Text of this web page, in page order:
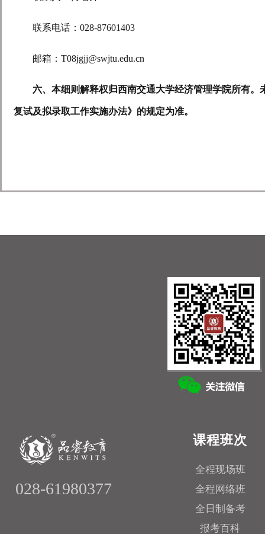
联系电话： 028-87601403
邮箱： T08jgjj@swjtu.edu.cn
六、本细则解释权归西南交通大学经济管理学院所有。
复试及拟录取工作实施办法》的规定为准。
028-61980377
课程班次
全程现场班
全程网络班
全日制备考
报考百科